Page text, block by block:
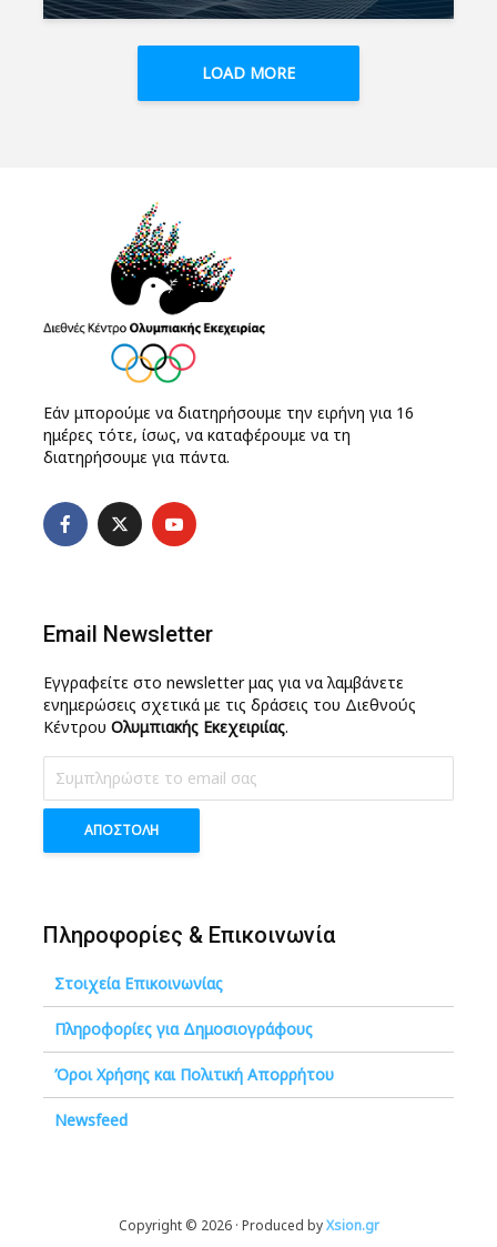
LOAD MORE
Εάν μπορούμε να διατηρήσουμε την ειρήνη για 16
ημέρες τότε, ίσως, να καταφέρουμε να τη
διατηρήσουμε για πάντα.
Email Newsletter
Εγγραφείτε στο newsletter μας για να λαμβάνετε
ενημερώσεις σχετικά με τις δράσεις του Διεθνούς
Κέντρου Ολυμπιακής Εκεχειριίας.
Πληροφορίες & Επικοινωνία
Στοιχεία Επικοινωνίας
Πληροφορίες για Δημοσιογράφους
Όροι Χρήσης και Πολιτική Απορρήτου
Newsfeed
Copyright © 2026 · Produced byXsion.gr